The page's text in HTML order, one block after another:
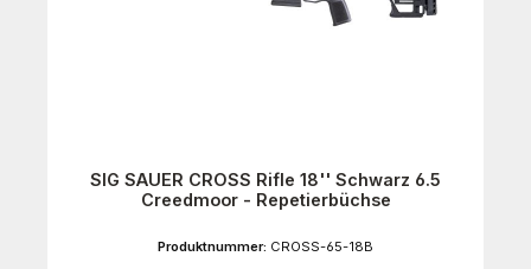
SIG SAUER CROSS Rifle 18'' Schwarz 6.5
Creedmoor - Repetierbüchse
Produktnummer: CROSS-65-18B